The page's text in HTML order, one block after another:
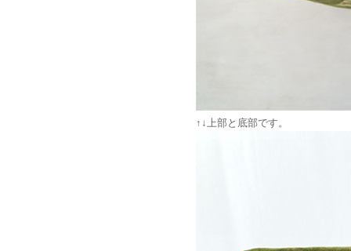
↑↓上部と底部です。